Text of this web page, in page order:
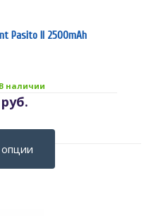
Pasito II 2500mAh
В наличии